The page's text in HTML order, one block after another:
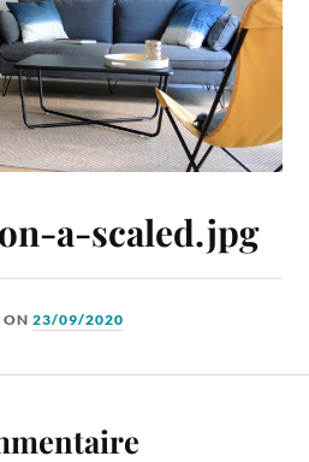
a-scaled.jpg
ON23/09/2020